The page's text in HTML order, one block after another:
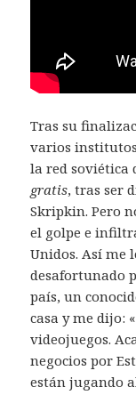
Tras su
varios
la red soviética
gratis, tras ser
Skripkin. Pero
el golpe e
Unidos. Así me
desafortunado
país, un
casa y me dijo:
videojuegos.
negocios por
están jugando